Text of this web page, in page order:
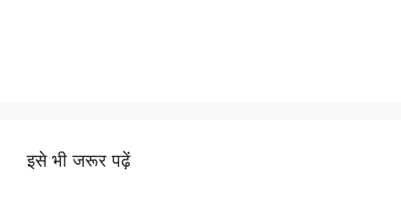
इसे भी जरूर पढ़ें